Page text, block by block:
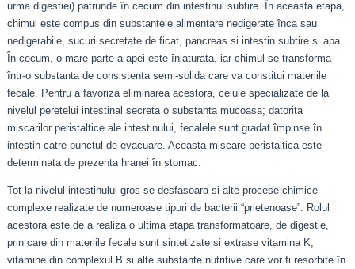
urma digestiei) patrunde în cecum din intestinul subtire. În aceasta etapa,
chimul este compus din substantele alimentare nedigerate înca sau
nedigerabile, sucuri secretate de ficat, pancreas si intestin subtire si apa.
În cecum, o mare parte a apei este înlaturata, iar chimul se transforma
într-o substanta de consistenta semi-solida care va constitui materiile
fecale. Pentru a favoriza eliminarea acestora, celule specializate de la
nivelul peretelui intestinal secreta o substanta mucoasa; datorita
miscarilor peristaltice ale intestinului, fecalele sunt gradat împinse în
intestin catre punctul de evacuare. Aceasta miscare peristaltica este
determinata de prezenta hranei în stomac.
Tot la nivelul intestinului gros se desfasoara si alte procese chimice
complexe realizate de numeroase tipuri de bacterii “prietenoase”. Rolul
acestora este de a realiza o ultima etapa transformatoare, de digestie,
prin care din materiile fecale sunt sintetizate si extrase vitamina K,
vitamine din complexul B si alte substante nutritive care vor fi resorbite în